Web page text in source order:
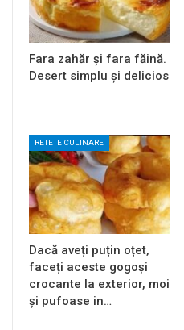
Fara zahăr și fara făină.
Desert simplu și delicios
RETETE CULINARE
Dacă aveți puțin oțet,
faceți aceste gogoși
crocante la exterior, moi
și pufoase in…